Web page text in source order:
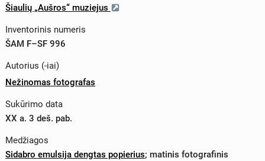
Šiaulių „Aušros“ muziejus
Inventorinis numeris
ŠAM F–SF 996
Autorius (-iai)
Nežinomas fotografas
Sukūrimo data
XX a. 3 deš. pab.
Medžiagos
Sidabro emulsija dengtas popierius; matinis fotografinis